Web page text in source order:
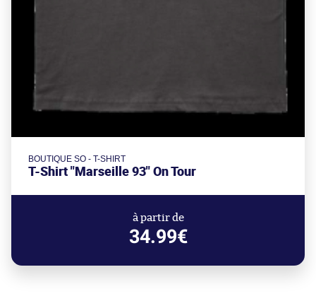
BOUTIQUE SO - T-SHIRT
T-Shirt "Marseille 93" On Tour
à partir de
34.99€